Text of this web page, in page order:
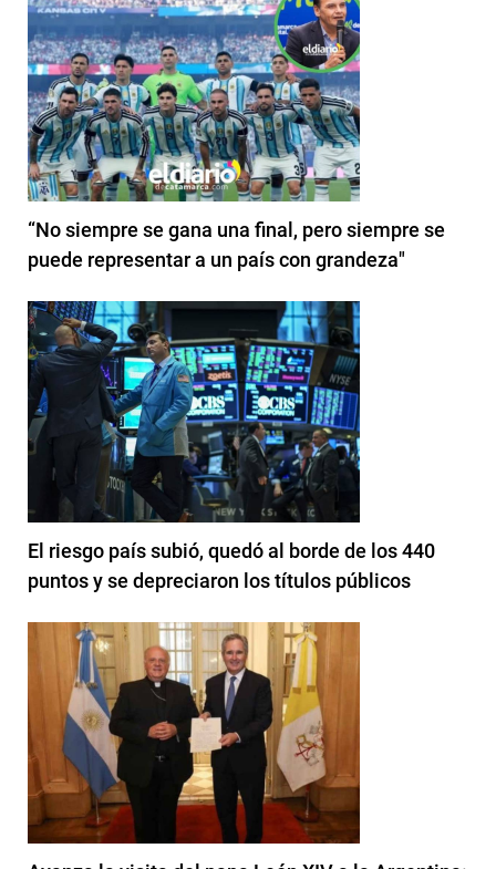
“No siempre se gana una final, pero siempre se
puede representar a un país con grandeza"
El riesgo país subió, quedó al borde de los 440
puntos y se depreciaron los títulos públicos